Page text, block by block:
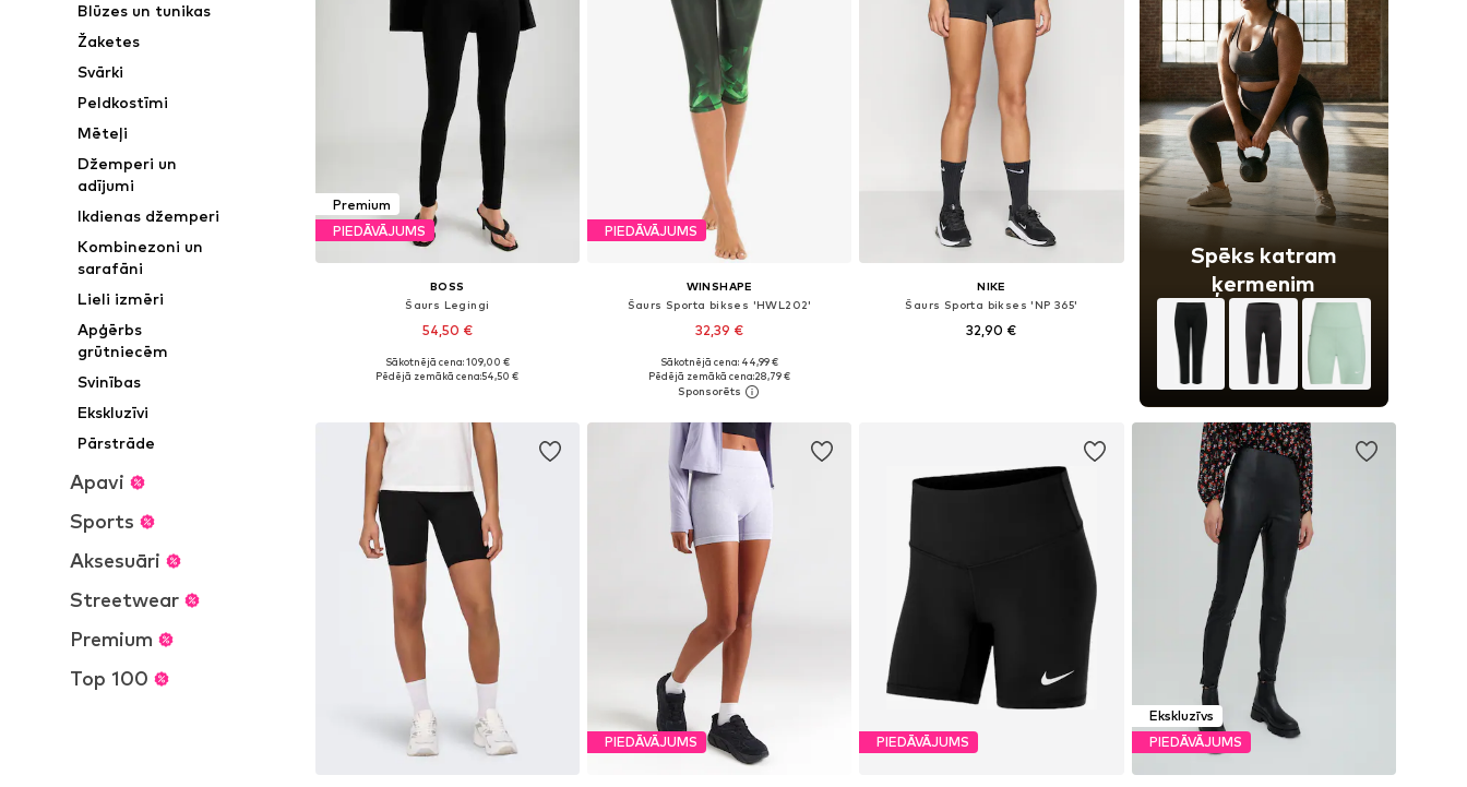
Blūzes un tunikas
Žaketes
Svārki
Peldkostīmi
Mēteļi
Džemperi un
adījumi
Ikdienas džemperi
Kombinezoni un
sarafāni
Lieli izmēri
Apģērbs
grūtniecēm
Svinības
Ekskluzīvi
Pārstrāde
Apavi
Sports
Aksesuāri
Streetwear
Premium
Top 100
Premium
PIEDĀVĀJUMS
BOSS
Šaurs Legingi
54,50 €
Pieejamie izmēri: XS, S, M, L
Sākotnējā cena: 109,00 €
Pēdējā zemākā cena:54,50 €
PIEDĀVĀJUMS
WINSHAPE
Šaurs Sporta bikses 'HWL202'
32,39 €
Pieejamie izmēri: XS, S, M, L, XXL
Pievienot grozam
Sākotnējā cena: 44,99 €
Pēdējā zemākā cena:28,79 €
NIKE
Šaurs Sporta bikses 'NP 365'
32,90 €
Spēks katram
ķermenim
PIEDĀVĀJUMS PIEDĀVĀJUMS
Ekskluzīvs
PIEDĀVĀJUMS